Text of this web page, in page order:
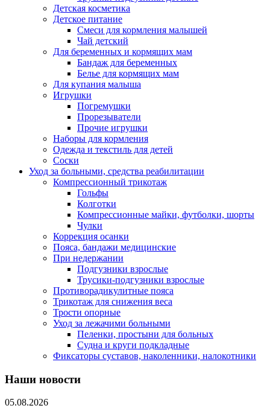
Детская косметика
Детское питание
Смеси для кормления малышей
Чай детский
Для беременных и кормящих мам
Бандаж для беременных
Белье для кормящих мам
Для купания малыша
Игрушки
Погремушки
Прорезыватели
Прочие игрушки
Наборы для кормления
Одежда и текстиль для детей
Соски
Уход за больными, средства реабилитации
Компрессионный трикотаж
Гольфы
Колготки
Компрессионные майки, футболки, шорты
Чулки
Коррекция осанки
Пояса, бандажи медицинские
При недержании
Подгузники взрослые
Трусики-подгузники взрослые
Противорадикулитные пояса
Трикотаж для снижения веса
Трости опорные
Уход за лежачими больными
Пеленки, простыни для больных
Судна и круги подкладные
Фиксаторы суставов, наколенники, налокотники
Наши новости
05.08.2026